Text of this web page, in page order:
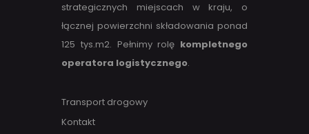
strategicznych miejscach w kraju, o
łącznej powierzchni składowania ponad
125 tys.m2. Pełnimy rolę kompletnego
operatora logistycznego.
Transport drogowy
Kontakt